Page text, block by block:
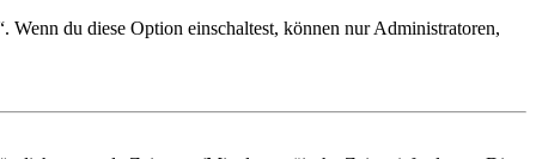
du diese Option einschaltest, können nur Administratoren,